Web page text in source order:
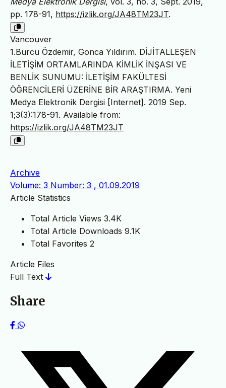
pp. 178-91, https://izlik.org/JA48TM23JT.
Vancouver
1.Burcu Özdemir, Gonca Yıldırım. DİJİTALLEŞEN
İLETİŞİM ORTAMLARINDA KİMLİK İNŞASI VE
BENLİK SUNUMU: İLETİŞİM FAKÜLTESİ
ÖĞRENCİLERİ ÜZERİNE BİR ARAŞTIRMA. Yeni
Medya Elektronik Dergisi [Internet]. 2019 Sep.
1;3(3):178-91. Available from:
https://izlik.org/JA48TM23JT
Archive
Volume: 3 Number: 3 , 01.09.2019
Article Statistics
Total Article Views 3.4K
Total Article Downloads 9.1K
Total Favorites 2
Article Files
Full Text
Share